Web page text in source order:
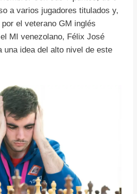
a varios jugadores titulados y,
el veterano GM inglés
MI venezolano, Félix José
una idea del alto nivel de este